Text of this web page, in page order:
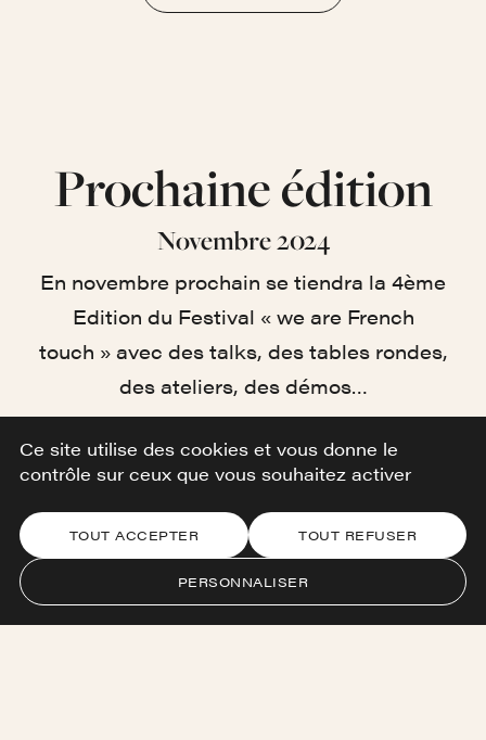
Prochaine édition
Novembre 2024
En novembre prochain se tiendra la 4ème
Edition du Festival « we are French
touch » avec des talks, des tables rondes,
des ateliers, des démos…
En savoir plus
Ce site utilise des cookies et vous donne le
contrôle sur ceux que vous souhaitez activer
TOUT ACCEPTER TOUT REFUSER
PERSONNALISER